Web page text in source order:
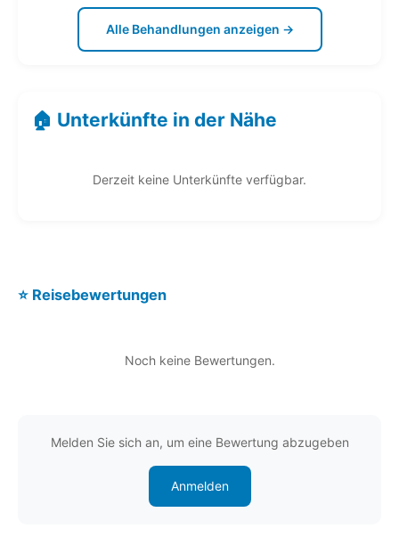
Alle Behandlungen anzeigen →
🏠 Unterkünfte in der Nähe
Derzeit keine Unterkünfte verfügbar.
⭐ Reisebewertungen
Noch keine Bewertungen.
Melden Sie sich an, um eine Bewertung abzugeben
Anmelden